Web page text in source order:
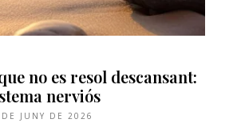
no es resol descansant:
nerviós
JUNY DE 2026